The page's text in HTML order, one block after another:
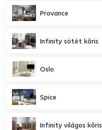
Provance
Infinity sötét kőris
Oslo
Spice
Infinity világos kőris